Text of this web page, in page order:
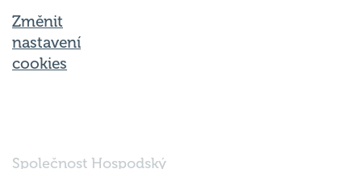
Změnit
nastavení
cookies
Společnost Hospodský